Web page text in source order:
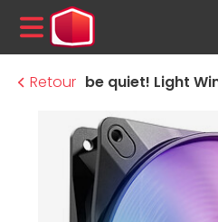
MENU
Retour